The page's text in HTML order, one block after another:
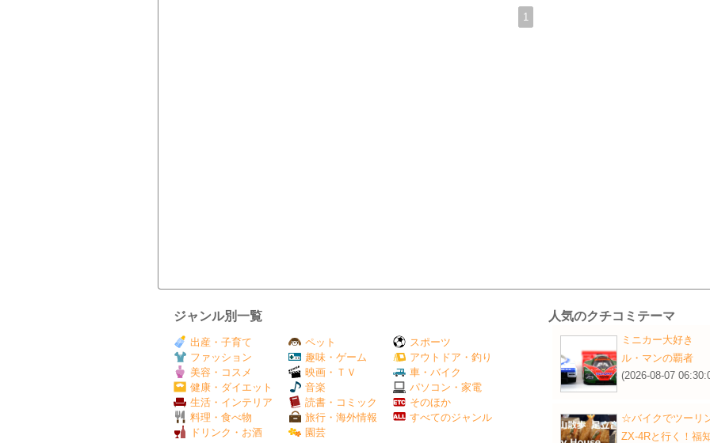
1
ジャンル別一覧
出産・子育て
ファッション
美容・コスメ
健康・ダイエット
生活・インテリア
料理・食べ物
ドリンク・お酒
ペット
趣味・ゲーム
映画・ＴＶ
音楽
読書・コミック
旅行・海外情報
園芸
スポーツ
アウトドア・釣り
車・バイク
パソコン・家電
そのほか
すべてのジャンル
人気のクチコミテーマ
ミニカー大好き
ル・マンの覇者
(2026-08-07
☆バイクでツーリ
ZX-4Rと行く！